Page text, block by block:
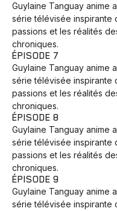
Guylaine Tanguay anime
série télévisée inspirante
passions et les réalités
chroniques.
ÉPISODE 7
Guylaine Tanguay anime
série télévisée inspirante
passions et les réalités
chroniques.
ÉPISODE 8
Guylaine Tanguay anime
série télévisée inspirante
passions et les réalités
chroniques.
ÉPISODE 9
Guylaine Tanguay anime
série télévisée inspirante